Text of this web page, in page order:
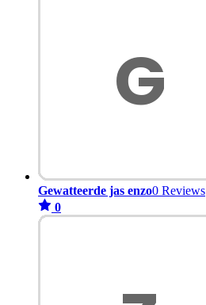
Gewatteerde jas enzo0 Reviews
0